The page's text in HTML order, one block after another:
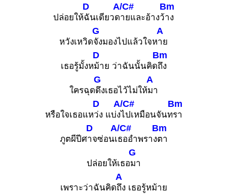
ปล่อยให้
D
ฉันเดียวด
A/C#
ายและอ้างว้
Bm
าง
หวังเหวิด
G
จังมองไปแล้วใจห
A
าย
เธอรู้มั้งห
D
ม้าย ว่าฉันนั้นคิด
Bm
ถึง
ใครฉุด
G
ดึงเธอไว้ไม่ให้
A
มา
หรือใจเธอแห
D
ว่ง แบ่ง
A/C#
ไปเหมือนจันท
Bm
รา
ภูตผีปีศ
D
าจซ่อนเ
A/C#
ธออำพราง
Bm
ตา
ปล่อยให้เธอ
G
มา
เพราะว่าฉันคิด
A
ถึง เธอรู้หม้าย